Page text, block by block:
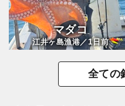
マダコ
江井ヶ島漁港／ 1日前
全ての